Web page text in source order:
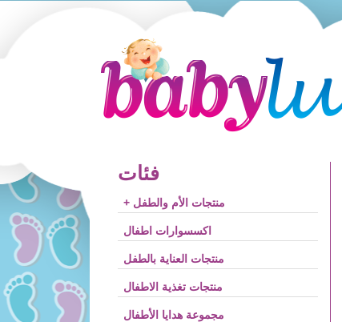
فئات
+ منتجات الأم والطفل
اكسسوارات اطفال
منتجات العناية بالطفل
منتجات تغذية الاطفال
مجموعة هدايا الأطفال